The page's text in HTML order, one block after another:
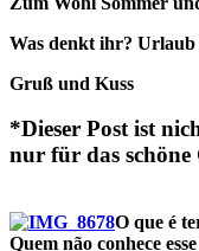
Was denkt ihr?
Gruß und Kuss
*Dieser Post ist
nur für das schöne
O que é
Quem não conhece